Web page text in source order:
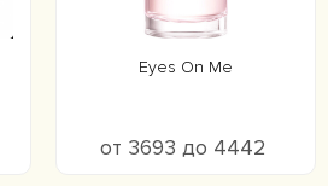
Eyes On Me
от 3693 до 4442